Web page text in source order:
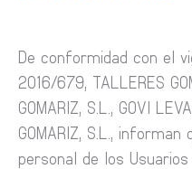
De conformidad con el
2016/679, TALLERES
GOMARIZ, S.L., GOVI
GOMARIZ, S.L.,
personal de los